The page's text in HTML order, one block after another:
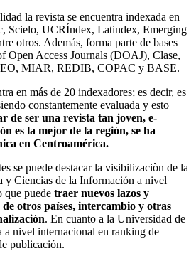
la revista se encuentra indexada en
Scielo, UCRÍndex, Latindex, Emerging
otros. Además, forma parte de bases
Open Access Journals (DOAJ), Clase,
MIAR, REDIB, COPAC y BASE.
en más de 20 indexadores; es decir, es
constantemente evaluada y esto
de ser una revista tan joven, e-
es la mejor de la región, se ha
en Centroamérica.
se puede destacar la visibilizaciòn de la
y Ciencias de la Información a nivel
que puede traer nuevos lazos y
otros países, intercambio y otras
. En cuanto a la Universidad de
a nivel internacional en ranking de
publicación.